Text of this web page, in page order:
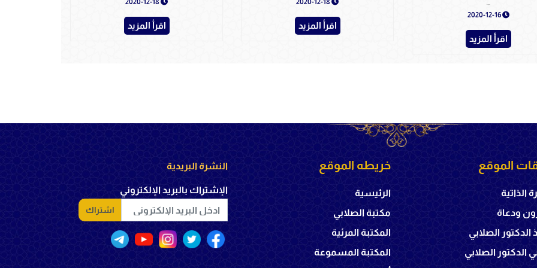
2020-12-16
اقرأ المزيد
اقرأ المزيد اقرأ المزيد
الموقع
الذاتية
ودعاة
الدكتور الصلابي
الدكتور الصلابي
خريطه الموقع
الرئيسية
مكتبة الصلابي
المكتبة المرئية
المكتبة المسموعة
النشرة البريدية
الإشتراك بالبريد الإلكتروني
اشتراك